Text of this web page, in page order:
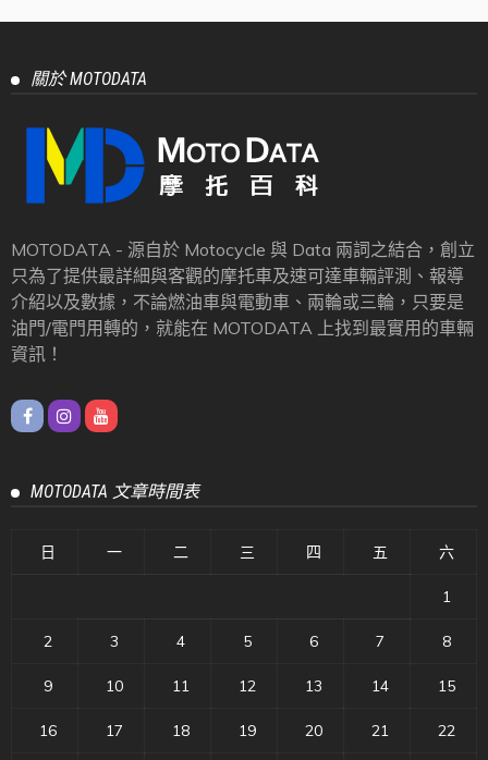
關於 MOTODATA
MOTODATA - 源自於 Motocycle 與 Data 兩詞之結合，創立
只為了提供最詳細與客觀的摩托車及速可達車輛評測、報導
介紹以及數據，不論燃油車與電動車、兩輪或三輪，只要是
油門/電門用轉的，就能在 MOTODATA 上找到最實用的車輛
資訊！
MOTODATA 文章時間表
日 一 二 三 四 五 六
1
2 3 4 5 6 7 8
9 10 11 12 13 14 15
16 17 18 19 20 21 22